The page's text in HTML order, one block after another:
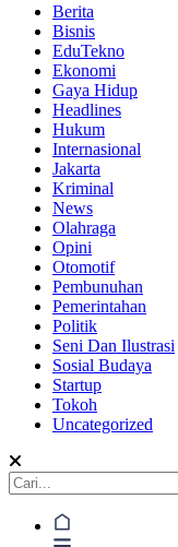
Berita
Bisnis
EduTekno
Ekonomi
Gaya Hidup
Headlines
Hukum
Internasional
Jakarta
Kriminal
News
Olahraga
Opini
Otomotif
Pembunuhan
Pemerintahan
Politik
Seni Dan Ilustrasi
Sosial Budaya
Startup
Tokoh
Uncategorized